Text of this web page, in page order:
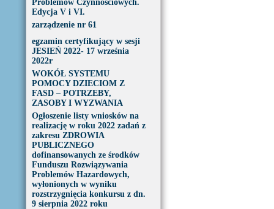
Problemów Czynnościowych.
Edycja V i VI.
zarządzenie nr 61
egzamin certyfikujący w sesji
JESIEŃ 2022- 17 września
2022r
WOKÓŁ SYSTEMU
POMOCY DZIECIOM Z
FASD – POTRZEBY,
ZASOBY I WYZWANIA
Ogłoszenie listy wniosków na
realizację w roku 2022 zadań z
zakresu ZDROWIA
PUBLICZNEGO
dofinansowanych ze środków
Funduszu Rozwiązywania
Problemów Hazardowych,
wyłonionych w wyniku
rozstrzygnięcia konkursu z dn.
9 sierpnia 2022 roku